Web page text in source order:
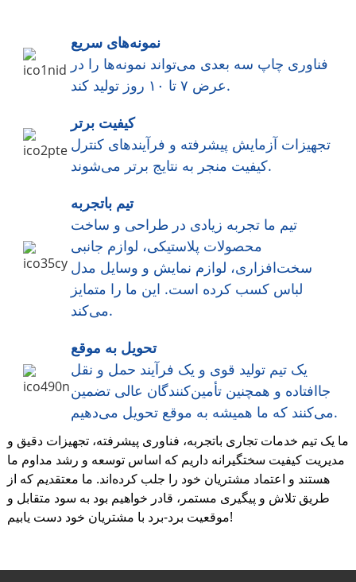
نمونه‌های سریع
فناوری چاپ سه بعدی می‌تواند نمونه‌ها را در
عرض ۷ تا ۱۰ روز تولید کند.
کیفیت برتر
تجهیزات آزمایش پیشرفته و فرآیندهای کنترل
کیفیت منجر به نتایج برتر می‌شوند.
تیم باتجربه
تیم ما تجربه زیادی در طراحی و ساخت
محصولات پلاستیکی، لوازم جانبی
سخت‌افزاری، لوازم نمایش و وسایل مدل
لباس کسب کرده است. این ما را متمایز
می‌کند.
تحویل به موقع
یک تیم تولید قوی و یک فرآیند حمل و نقل
جاافتاده و همچنین تأمین‌کنندگان عالی تضمین
می‌کنند که ما همیشه به موقع تحویل می‌دهیم.
ما یک تیم خدمات تجاری باتجربه، فناوری پیشرفته، تجهیزات دقیق و
مدیریت کیفیت سختگیرانه داریم که اساس توسعه و رشد مداوم ما
هستند و اعتماد مشتریان خود را جلب کرده‌اند. ما معتقدیم که از
طریق تلاش و پیگیری مستمر، قادر خواهیم بود به سود متقابل و
موقعیت برد-برد با مشتریان خود دست یابیم!